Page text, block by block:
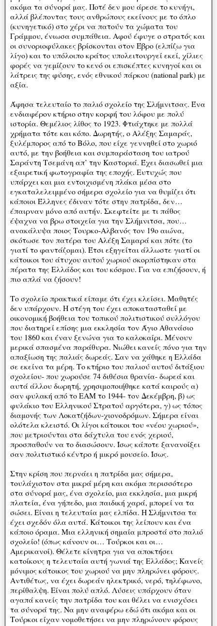
ακόμα τα σύνορά μας. Ποτέ δεν μου άρεσε το κυνήγι,
αλλά βλέποντας τους ανθρώπους εκείνους με το όπλο
(κυνηγετικό) στο χέρι να πατούν τα χώματα του
Γράμμου, ένιωσα συμπάθεια. Αφού έφυγε ο στρατός και
οι συνοριοφύλακες βρίσκονται στον Έβρο (ελπίζω για
λίγο) και το υπόλοιπο κράτος υπολειτουργεί εκεί, χίλιες
φορές να γεμίζουν το κενό οι επισκέπτες κυνηγοί και οι
λάτρεις της φύσης, ενός εθνικού πάρκου (national park) με
αξία.
Άφησα τελευταίο το παλιό σχολείο της Σλήμνιτσας. Ένα
ενδιαφέρον κτήριο στην κορφή του λόφου με πολύ
ιστορία. Θεμέλιος λίθος το 1923. Φτιάχτηκε με πολλά
χρήματα τότε και κόπο. Δωρητής, ο Αλέξης Σαμαράς,
ξυλέμπορος από το Βόλο, που είχε γεννηθεί στο χωριό
αυτό, με την βοήθεια και συμπαράσταση του ιατρού
Σαράντη Τσεμάνη απ’ την Καστοριά. Έχει διασωθεί μια
εξαιρετική φωτογραφία της εποχής. Ευτυχώς που
υπάρχει και μια εντοιχισμένη πλάκα μέσα στο
εγκαταλελειμμένο σήμερα σχολείο για να θυμίζει ότι
κάποιοι Έλληνες έδιναν τότε στην πατρίδα, δεν…
έπαιρναν μόνο από αυτήν. Σκεφτείτε με τι πάθος
έψαχνα να βρω στοιχεία για την Σλήμνιτσα, που…
ανακάλυψα ποιος Τουρκο-Αλβανός τον 19ο αιώνα,
σκότωσε τον πατέρα του Αλέξη Σαμαρά και πότε (το
γιατί το φαντάζομαι). Έτσι εξηγείται άλλωστε γιατί οι
κάτοικοι του άτυχου αυτού χωριού σκορπίστηκαν στα
πέρατα της Ελλάδος και του κόσμου. Για να επιζήσουν, ή
πιο απλά να ζήσουν!
Το σχολείο πρακτικά είπαμε ότι έχει κλείσει. Μαθητές
δεν υπάρχουν. Η στέγη του έχει αποκατασταθεί με
οικονομική βοήθεια του τοπικού πολιτιστικού συλλόγου
που διατηρεί επίσης μια εκκλησία τον Άγιο Αθανάσιο
του 1860 και έναν ξενώνα για το καλοκαίρι. Μένουν
μερικά σπασμένα παράθυρα. Νιώθει κανείς πόνο για την
απαξίωση της παλιάς δωρεάς. Σαν να χάθηκε η Ελλάδα
σε εκείνα τα μέρη. Το κτήριο του παλιού αυτού διτάξιου
σχολείου- που χωρούσε 74 διθέσια θρανία- δωρεά και
αυτά άλλου δωρητή, χρησιμοποιήθηκε κατά καιρούς α)
σαν φυλακή από το ΕΑΜ το 1944- τον Δεκέμβρη, β) ως
φυλάκιο του Ελληνικού Στρατού αργότερα, γ) ως τόπος
διαμονής των Λοκατζήδων-χιονοδρόμων. Σήμερα είναι
ολότελα κλειστό. Οι λίγοι κάτοικοι του «νέου χωριού»,
που μετριούνται στα δάχτυλα του ενός χεριού,
προσπαθούν να το διασώσουν. Ίσως κάποτε ξανανοίξει
σαν πολιτιστικό κέντρο ή μικρό μουσείο. Ίσως.
Στην κρίση που περνάει η πατρίδα μας σήμερα,
τουλάχιστον στα μικρά μέρη και ακόμα περισσότερο
στα σύνορά μας, ένα σχολείο, μια εκκλησία, μια μικρή
πλατεία, ένα γήπεδο, μια παιδική χαρά, μπορεί να τα
σώσει. Είναι η τελευταία μας ελπίδα. Η Σλήμνιτσα τα
έχει σχεδόν όλα αυτά. Κάτοικοι της λείπουν και ένα
κάποιο όραμα. Μια ελληνική σημαία μπροστά στο παλιό
σχολείο! (όπως κάνουν οι… Τούρκοι και οι…
Αμερικανοί). Θέλετε κίνητρα για να αποκτήσει
κατοίκους η τελευταία αυτή γωνιά της Ελλάδος; Κανείς
μόνιμος κάτοικος του χωριού να μην πληρώνει φόρους.
Αντιθέτως, να έχει δωρεάν ηλεκτρικό, νερό, τηλέφωνο,
περίθαλψη. Είναι πολύ απλό. Λύσεις υπάρχουν όταν
αγαπά κανείς την πατρίδα του και θέλει να ενισχύσει
τα σύνορά της. Να μην αναφέρω εδώ ότι ακόμα και οι
Τούρκοι είχαν νομοθετήσει να μην πληρώνουν φόρους